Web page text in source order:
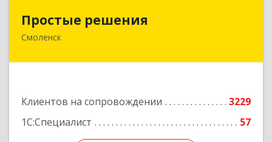
Простые решения
Смоленск
Клиентов на сопровождении
3229
1С:Специалист
57
214015, Смоленская обл, Смоленск г, Большая